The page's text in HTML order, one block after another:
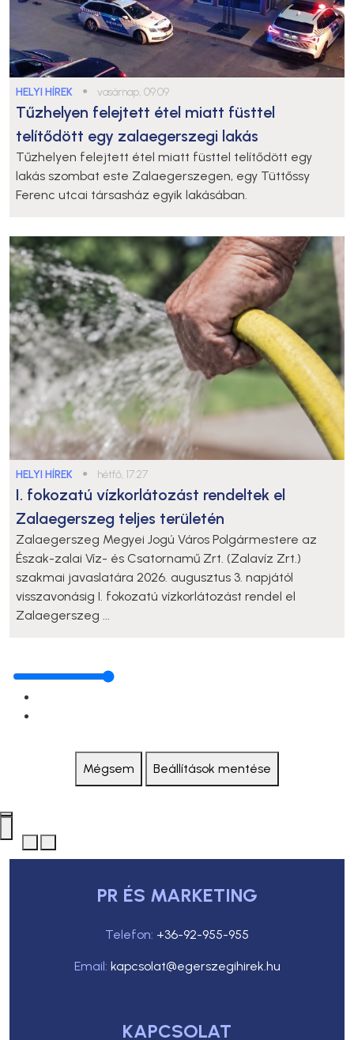
HELYI HÍREK ● vasárnap, 09:09
Tűzhelyen felejtett étel miatt füsttel
telítődött egy zalaegerszegi lakás
Tűzhelyen felejtett étel miatt füsttel telítődött egy
lakás szombat este Zalaegerszegen, egy Tüttőssy
Ferenc utcai társasház egyik lakásában.
HELYI HÍREK ● hétfő, 17:27
I. fokozatú vízkorlátozást rendeltek el
Zalaegerszeg teljes területén
Zalaegerszeg Megyei Jogú Város Polgármestere az
Észak-zalai Víz- és Csatornamű Zrt. (Zalavíz Zrt.)
szakmai javaslatára 2026. augusztus 3. napjától
visszavonásig I. fokozatú vízkorlátozást rendel el
Zalaegerszeg ...
Mégsem Beállítások mentése
PR ÉS MARKETING
Telefon: +36-92-955-955
Email: kapcsolat@egerszegihirek.hu
KAPCSOLAT